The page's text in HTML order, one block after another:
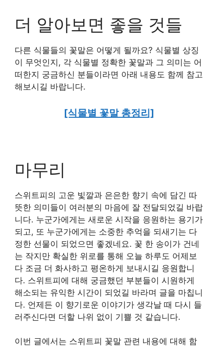
더 알아보면 좋을 것들
다른 식물들의 꽃말은 어떻게 될까요? 식물별 상징
이 무엇인지, 각 식물별 정확한 꽃말과 그 의미는 어
떠한지 궁금하신 분들이라면 아래 내용도 함께 참고
해보시길 바랍니다.
[식물별 꽃말 총정리]
마무리
스위트피의 고운 빛깔과 은은한 향기 속에 담긴 따
뜻한 의미들이 여러분의 마음에 잘 전달되었길 바랍
니다. 누군가에게는 새로운 시작을 응원하는 용기가
되고, 또 누군가에게는 소중한 추억을 되새기는 다
정한 선물이 되었으면 좋겠네요. 꽃 한 송이가 건네
는 작지만 확실한 위로를 통해 오늘 하루도 어제보
다 조금 더 화사하고 평온하게 보내시길 응원합니
다. 스위트피에 대해 궁금했던 부분들이 시원하게
해소되는 유익한 시간이 되었길 바라며 글을 마칩니
다. 언제든 이 향기로운 이야기가 생각날 때 다시 들
러주신다면 더할 나위 없이 기쁠 것 같습니다.
이번 글에서는 스위트피 꽃말 관련 내용에 대해 함